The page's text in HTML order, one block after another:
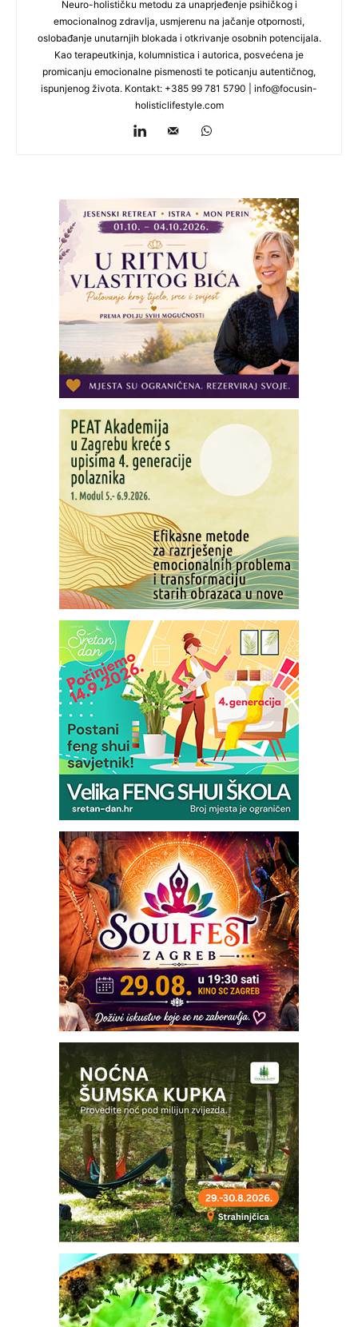
Neuro-holističku metodu za unaprjeđenje psihičkog i
emocionalnog zdravlja, usmjerenu na jačanje otpornosti,
oslobađanje unutarnjih blokada i otkrivanje osobnih potencijala.
Kao terapeutkinja, kolumnistica i autorica, posvećena je
promicanju emocionalne pismenosti te poticanju autentičnog,
ispunjenog života. Kontakt: +385 99 781 5790 | info@focusin-
holisticlifestyle.com